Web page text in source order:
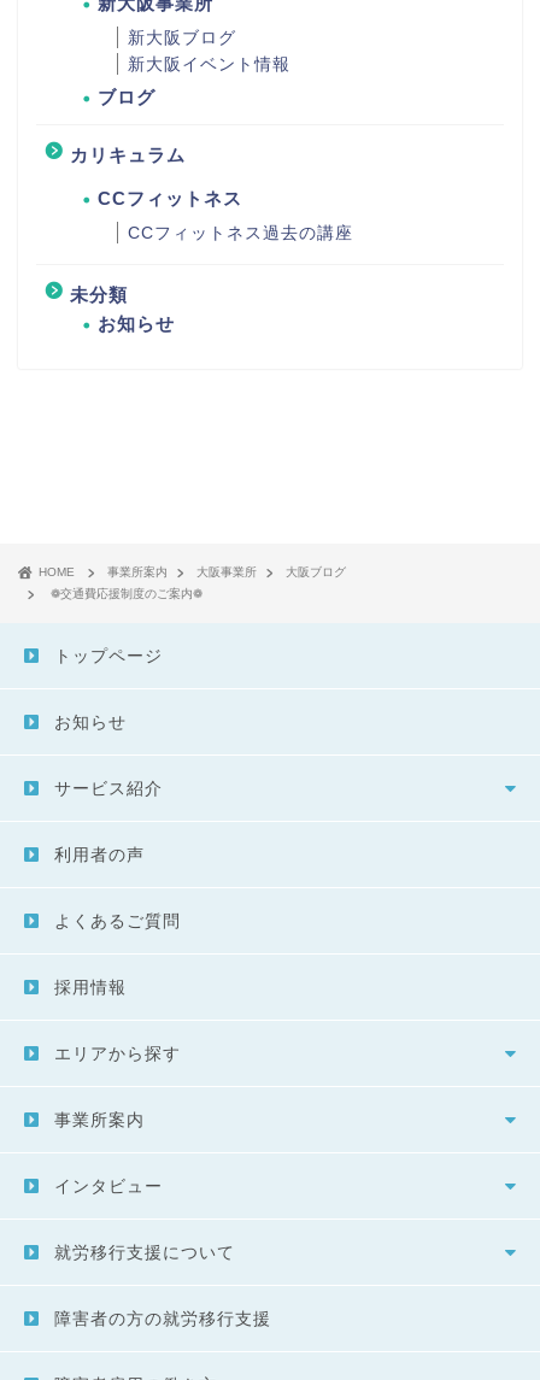
新大阪ブログ
新大阪イベント情報
ブログ
カリキュラム
CCフィットネス
CCフィットネス過去の講座
未分類
お知らせ
HOME 事業所案内 大阪事業所
大阪ブログ
❁交通費応援制度のご案内❁
トップページ
お知らせ
サービス紹介
利用者の声
よくあるご質問
採用情報
エリアから探す
事業所案内
インタビュー
就労移行支援について
障害者の方の就労移行支援